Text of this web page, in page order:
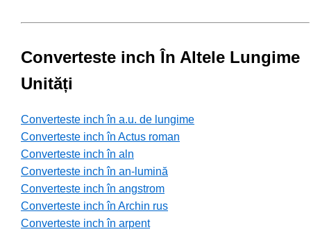
Converteste inch În Altele Lungime
Unități
Converteste inch în a.u. de lungime
Converteste inch în Actus roman
Converteste inch în aln
Converteste inch în an-lumină
Converteste inch în angstrom
Converteste inch în Archin rus
Converteste inch în arpent